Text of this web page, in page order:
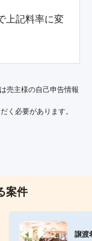
上記料率に変
売主様の自己申告情報
く必要があります。
案件
譲渡